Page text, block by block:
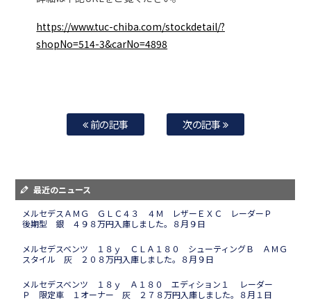
https://www.tuc-chiba.com/stockdetail/?
shopNo=514-3&carNo=4898
前の記事 次の記事
最近のニュース
メルセデスＡＭＧ ＧＬＣ４３ ４Ｍ レザーＥＸＣ レーダーＰ
後期型 銀 ４９８万円入庫しました。８月９日
メルセデスベンツ １８ｙ ＣＬＡ１８０ シューティングＢ ＡＭＧ
スタイル 灰 ２０８万円入庫しました。８月９日
メルセデスベンツ １８ｙ Ａ１８０ エディション１ レーダー
Ｐ 限定車 １オーナー 灰 ２７８万円入庫しました。８月１日